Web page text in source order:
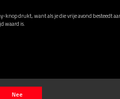
knop drukt, want als je die vrije avond besteedt
waard is.
Nee